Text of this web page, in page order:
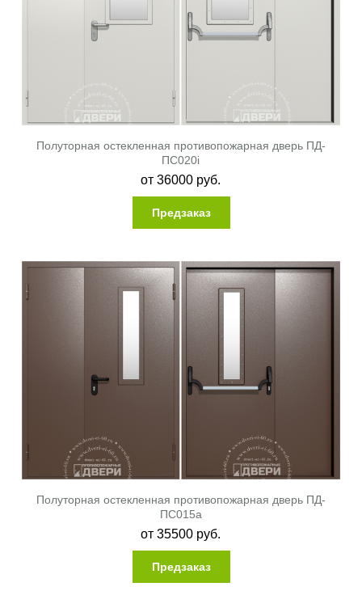
Полуторная остекленная противопожарная дверь ПД-
ПС020i
от36000 руб.
Предзаказ
Полуторная остекленная противопожарная дверь ПД-
ПС015a
от35500 руб.
Предзаказ